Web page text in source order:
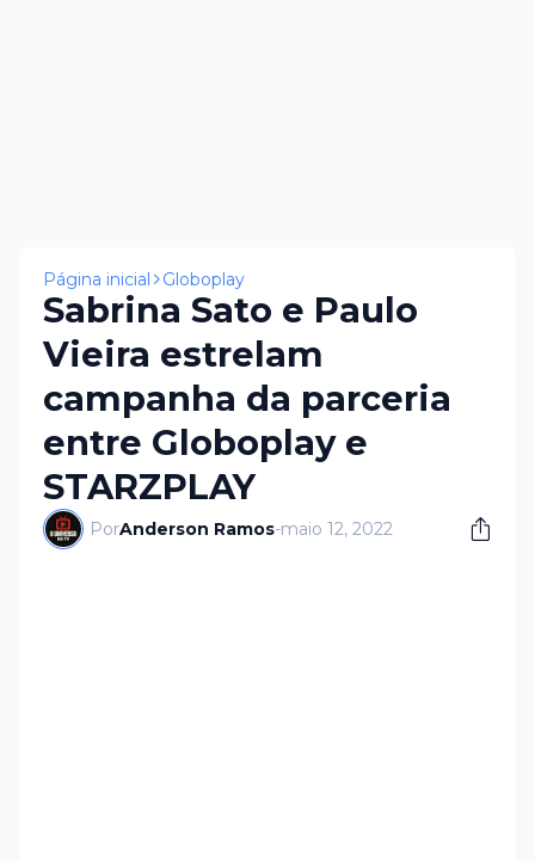
Página inicial Globoplay
Sabrina Sato e Paulo
Vieira estrelam
campanha da parceria
entre Globoplay e
STARZPLAY
PorAnderson Ramos-maio 12, 2022